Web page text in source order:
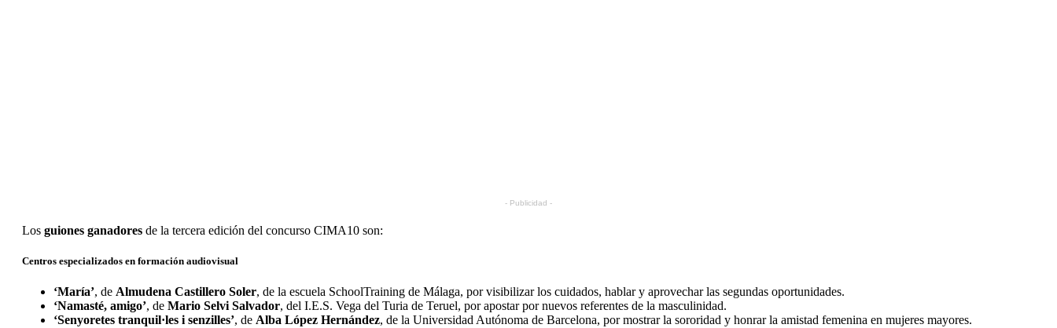
- Publicidad -
Los guiones ganadores de la tercera edición del concurso CIMA10 son:
Centros especializados en formación audiovisual
‘María’, de Almudena Castillero Soler, de la escuela SchoolTraining de Málaga, por visibilizar los cuidados, hablar y aprovechar las segundas oportunidades.
‘Namasté, amigo’, de Mario Selvi Salvador, del I.E.S. Vega del Turia de Teruel, por apostar por nuevos referentes de la masculinidad.
‘Senyoretes tranquil·les i senzilles’, de Alba López Hernández, de la Universidad Autónoma de Barcelona, por mostrar la sororidad y honrar la amistad femenina en mujeres mayores.